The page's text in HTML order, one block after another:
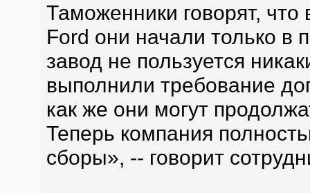
Таможенники говорят,
Ford они начали только в
завод не пользуется
выполнили требование
как же они могут
Теперь компания
сборы», -- говорит